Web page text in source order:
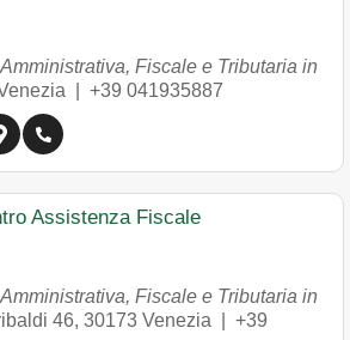
Fiscale e Tributaria in
+39 041935887
Assistenza Fiscale
Fiscale e Tributaria in
46, 30173 Venezia
+39